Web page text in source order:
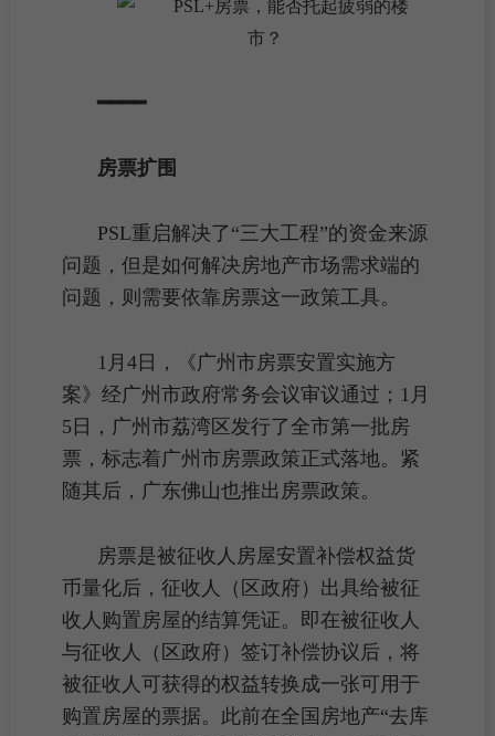
━━━━
房票扩围
PSL重启解决了“三大工程”的资金来源
问题，但是如何解决房地产市场需求端的
问题，则需要依靠房票这一政策工具。
1月4日，《广州市房票安置实施方
案》经广州市政府常务会议审议通过；1月
5日，广州市荔湾区发行了全市第一批房
票，标志着广州市房票政策正式落地。紧
随其后，广东佛山也推出房票政策。
房票是被征收人 房屋安置补偿权益货
币量化后，征收人（区政府）出具给被征
收人购置房屋的结算凭证。即在被征收人
与征收人（区政府）签订补偿协议后，将
被征收人可获得的权益转换成一张可用于
购置房屋的票据。此前在全国房地产“去库